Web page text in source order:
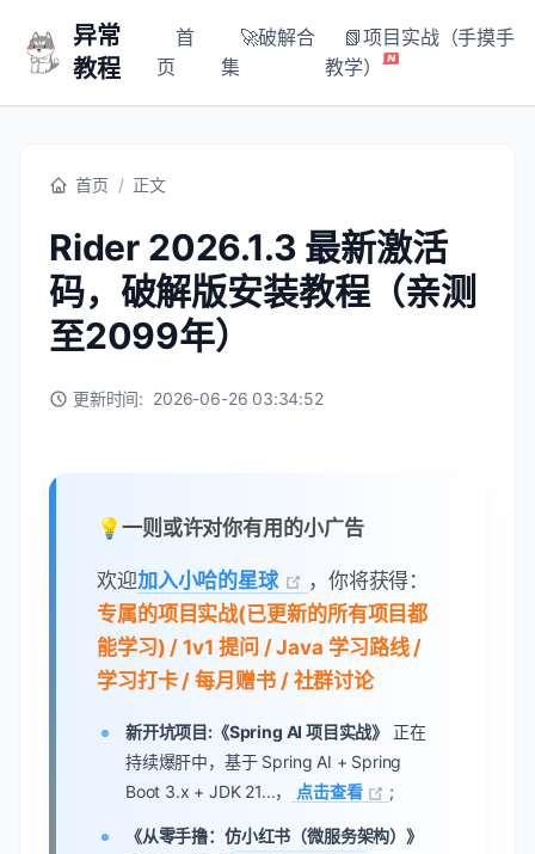
异常
教程
首
页
🚀破解合
集
📗项目实战（手摸手
教学）
首页 / 正文
Rider 2026.1.3 最新激活
码，破解版安装教程（亲测
至2099年）
更新时间: 2026-06-26 03:34:52
💡一则或许对你有用的小广告
欢迎加入小哈的星球
，你将获得：
专属的项目实战(已更新的所有项目都
能学习) / 1v1 提问 / Java 学习路线 /
学习打卡 / 每月赠书 / 社群讨论
新开坑项目:《Spring AI 项目实战》
正在
持续爆肝中，基于 Spring AI + Spring
Boot 3.x + JDK 21...，
点击查看 ;
《从零手撸：仿小红书（微服务架构）》